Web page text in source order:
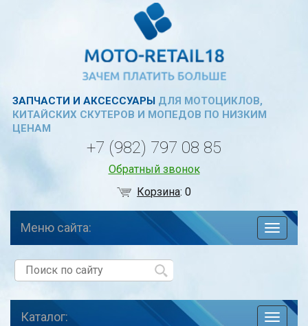
ЗАПЧАСТИ И АКСЕССУАРЫДЛЯ МОТОЦИКЛОВ,
КИТАЙСКИХ СКУТЕРОВ И МОПЕДОВ ПО НИЗКИМ
ЦЕНАМ
+7 (982) 797 08 85
Обратный звонок
Корзина:0
по
Меню сайта:
toggle
Каталог: